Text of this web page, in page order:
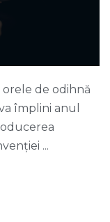
de odihnă
împlini anul
...